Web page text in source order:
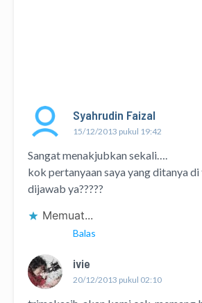
Syahrudin Faizal
15/12/2013 pukul 19:42
Sangat menakjubkan sekali….
kok pertanyaan saya yang ditanya di
dijawab ya?????
Memuat...
Balas
ivie
20/12/2013 pukul 02:10